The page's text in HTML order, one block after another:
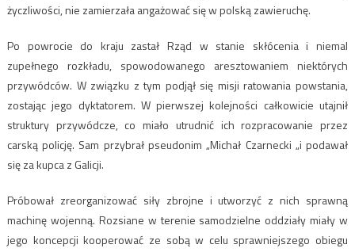
życzliwości, nie zamierzała angażować się w polską zawieruchę.
Po powrocie do kraju zastał Rząd w stanie skłócenia i niemal
zupełnego rozkładu, spowodowanego aresztowaniem niektórych
przywódców. W związku z tym podjął się misji ratowania powstania,
zostając jego dyktatorem. W pierwszej kolejności całkowicie utajnił
struktury przywódcze, co miało utrudnić ich rozpracowanie przez
carską policję. Sam przybrał pseudonim „Michał Czarnecki „i podawał
się za kupca z Galicji.
Próbował zreorganizować siły zbrojne i utworzyć z nich sprawną
machinę wojenną. Rozsiane w terenie samodzielne oddziały miały w
jego koncepcji kooperować ze sobą w celu sprawniejszego obiegu